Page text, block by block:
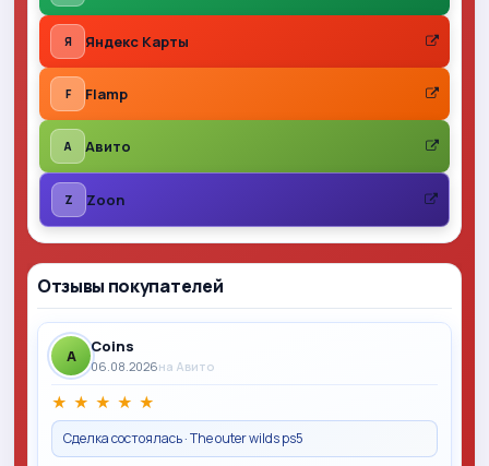
Отзывы покупателей
A Coins
06.08.2026на Авито
★ ★ ★ ★ ★
Сделка состоялась · The outer wilds ps5
Я Яндекс Карты
F Flamp
A Авито
Z Zoon